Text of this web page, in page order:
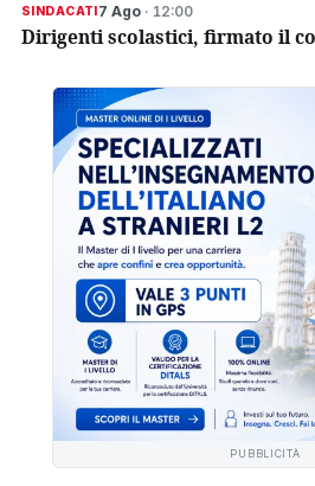
SINDACATI7 Ago· 12:00
Dirigenti scolastici, firmato il
PUBBLICITÀ